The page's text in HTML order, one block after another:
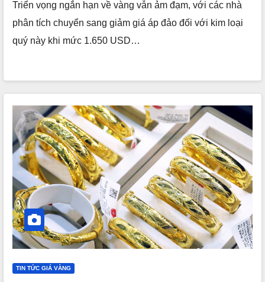
Triển vọng ngắn hạn về vàng vẫn ảm đạm, với các nhà
phân tích chuyển sang giảm giá áp đảo đối với kim loại
quý này khi mức 1.650 USD…
TIN TỨC GIÁ VÀNG